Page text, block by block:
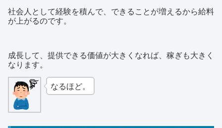
社会人として経験を積んで、できることが増えるから給料
が上がるのです。
成長して、提供できる価値が大きくなれば、稼ぎも大きく
なります。
なるほど。